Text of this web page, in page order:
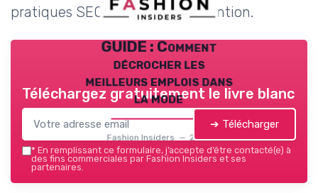
pratiques SEO pour attirer l'attention.
GUIDE : Comment
décrocher les
meilleurs emplois dans
la mode
Fashion Insiders — 2026
Téléchargez gratuitement le livre blanc
➔ Télécharger
* En remplissant ce formulaire, j’accepte d’être contacté(e) à
des fins commerciales par Fashion Insiders et ses
partenaires.